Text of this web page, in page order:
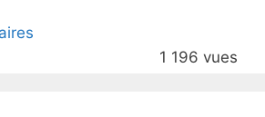
1 196 vues